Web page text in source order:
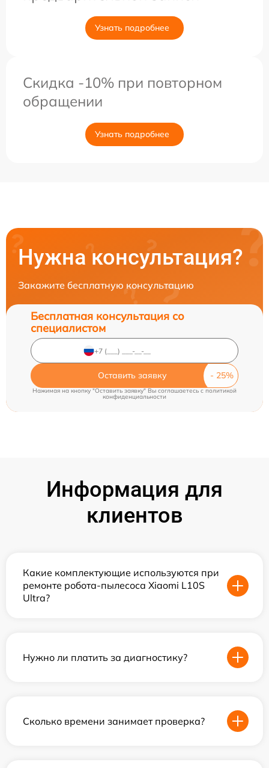
Узнать подробнее
Скидка -10% при повторном
обращении
Узнать подробнее
Нужна консультация?
Закажите бесплатную консультацию
Бесплатная консультация со
специалистом
Оставить заявку
Нажимая на кнопку "Оставить заявку" Вы соглашаетесь cполитикой
конфиденциальности
Информация для
клиентов
Какие комплектующие используются при
ремонте робота-пылесоса Xiaomi L10S
Ultra?
Нужно ли платить за диагностику?
Сколько времени занимает проверка?